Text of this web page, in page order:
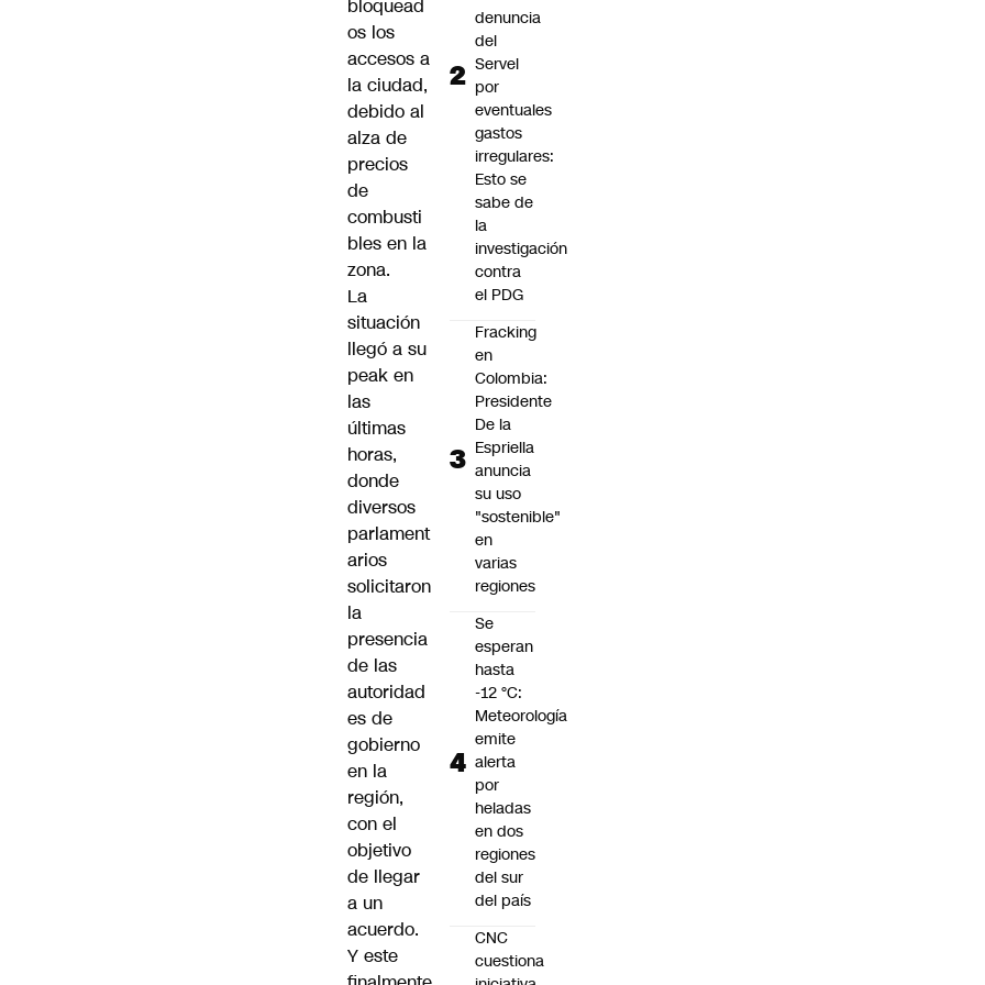
bloquead
os los
accesos a
la ciudad,
debido al
alza de
precios
de
combusti
bles en la
zona.
La
situación
llegó a su
peak en
las
últimas
horas,
donde
diversos
parlament
arios
solicitaron
la
presencia
de las
autoridad
es de
gobierno
en la
región,
con el
objetivo
de llegar
a un
acuerdo.
Y este
denuncia
del
Servel
por
eventuales
gastos
irregulares:
Esto se
sabe de
la
investigación
contra
el PDG
Fracking
en
Colombia:
Presidente
De la
Espriella
anuncia
su uso
"sostenible"
en
varias
regiones
Se
esperan
hasta
-12 °C:
Meteorología
emite
alerta
por
heladas
en dos
regiones
del sur
del país
CNC
cuestiona